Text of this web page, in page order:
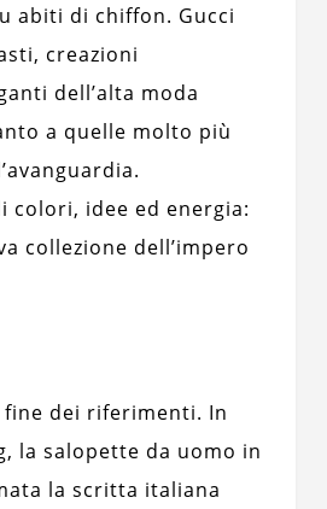
abiti di chiffon. Gucci
creazioni
dell’alta moda
a quelle molto più
colori, idee ed energia:
collezione dell’impero
fine dei riferimenti. In
la salopette da uomo in
la scritta italiana